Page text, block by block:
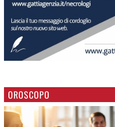
OROSCOPO